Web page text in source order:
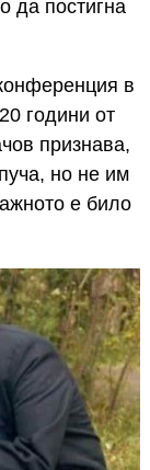
да постигна
в
години от
признава,
но не им
е било